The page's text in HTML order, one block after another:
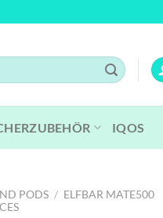
IQOS
PODS / ELFBAR MATE500